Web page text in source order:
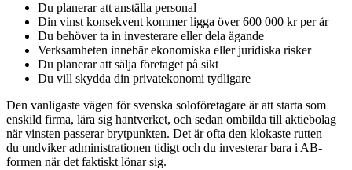
Du planerar att anställa personal
Din vinst konsekvent kommer ligga över 600 000 kr per år
Du behöver ta in investerare eller dela ägande
Verksamheten innebär ekonomiska eller juridiska risker
Du planerar att sälja företaget på sikt
Du vill skydda din privatekonomi tydligare
Den vanligaste vägen för svenska soloföretagare är att starta som
enskild firma, lära sig hantverket, och sedan ombilda till aktiebolag
när vinsten passerar brytpunkten. Det är ofta den klokaste rutten —
du undviker administrationen tidigt och du investerar bara i AB-
formen när det faktiskt lönar sig.